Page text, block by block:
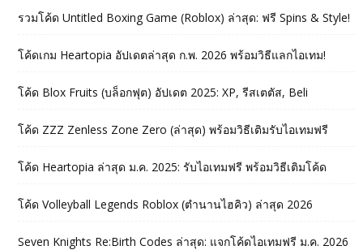
รวมโค้ด Untitled Boxing Game (Roblox) ล่าสุด: ฟรี Spins & Style!
โค้ดเกม Heartopia อัปเดตล่าสุด ก.พ. 2026 พร้อมวิธีแลกไอเทม!
โค้ด Blox Fruits (บล็อกฟุต) อัปเดต 2025: XP, รีสเตตัส, Beli
โค้ด ZZZ Zenless Zone Zero (ล่าสุด) พร้อมวิธีเติมรับไอเทมฟรี
โค้ด Heartopia ล่าสุด ม.ค. 2025: รับไอเทมฟรี พร้อมวิธีเติมโค้ด
โค้ด Volleyball Legends Roblox (ตำนานไฮคิว) ล่าสุด 2026
Seven Knights Re:Birth Codes ล่าสุด: แจกโค้ดไอเทมฟรี ม.ค. 2026